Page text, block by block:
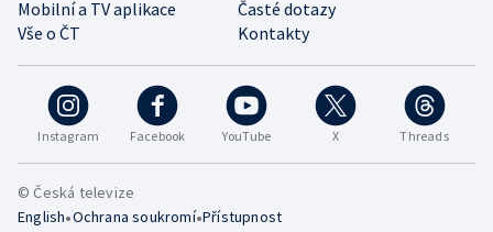
Instagram Facebook YouTube X Threads
Mobilní a TV aplikace
Časté dotazy
Vše o ČT
Kontakty
© Česká televize
English•Ochrana soukromí•Přístupnost